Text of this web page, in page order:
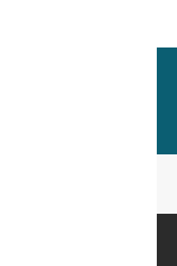
Ningún estudiante